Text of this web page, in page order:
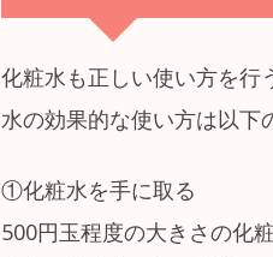
化粧水も正しい使い方を行
水の効果的な使い方は以下
①化粧水を手に取る
500円玉程度の大きさの化